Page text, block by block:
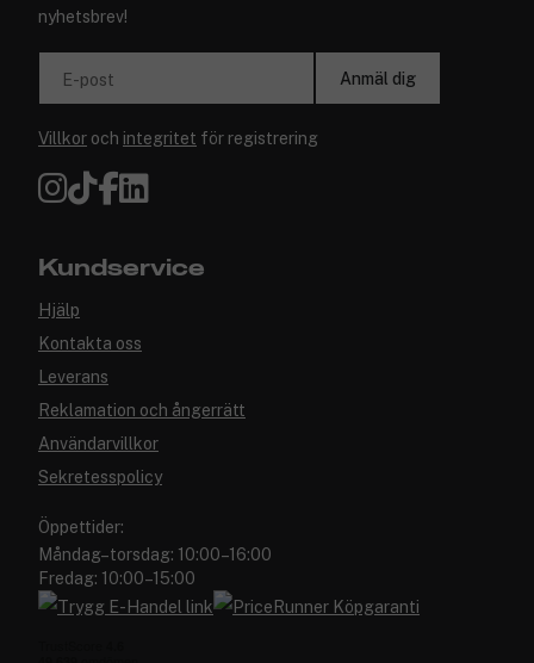
nyhetsbrev!
E-post Anmäl dig
Villkor och integritet för registrering
Kundservice
Hjälp
Kontakta oss
Leverans
Reklamation och ångerrätt
Användarvillkor
Sekretesspolicy
Öppettider:
Måndag–torsdag: 10:00–16:00
Fredag: 10:00–15:00